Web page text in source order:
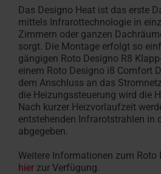
bei
Roto
Das Designo Heat ist das erste
mittels Infrarottechnologie in
Zimmern oder ganzen
sorgt. Die Montage erfolgt so
gängigen Roto Designo R8
einem Roto Designo i8 Comfort
dem Anschluss an das
die Heizungssteuerung wird die
Nach kurzer Heizvorlaufzeit
entstehenden Infrarotstrahlen in
abgegeben.
Weitere Informationen zum Roto
hier zur Verfügung.